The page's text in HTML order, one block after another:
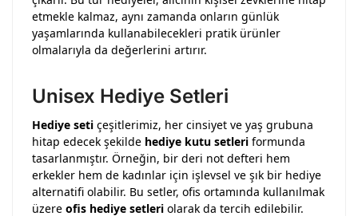
etmekle kalmaz, aynı zamanda onların günlük
yaşamlarında kullanabilecekleri pratik ürünler
olmalarıyla da değerlerini artırır.
Unisex Hediye Setleri
Hediye seti çeşitlerimiz, her cinsiyet ve yaş grubuna
hitap edecek şekilde hediye kutu setleri formunda
tasarlanmıştır. Örneğin, bir deri not defteri hem
erkekler hem de kadınlar için işlevsel ve şık bir hediye
alternatifi olabilir. Bu setler, ofis ortamında kullanılmak
üzere ofis hediye setleri olarak da tercih edilebilir.